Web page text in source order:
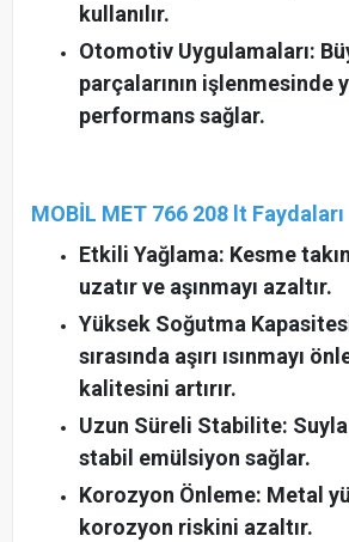
kullanılır.
Otomotiv Uygulamaları:
parçalarının işlenmesinde
performans sağlar.
MOBİL MET 766 208 lt Faydaları
Etkili Yağlama: Kesme
uzatır ve aşınmayı azaltır.
Yüksek Soğutma
sırasında aşırı ısınmayı
kalitesini artırır.
Uzun Süreli Stabilite: Suyla
stabil emülsiyon sağlar.
Korozyon Önleme: Metal
korozyon riskini azaltır.